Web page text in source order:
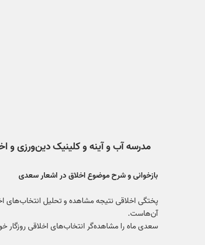
مدرسه آب و آینه و کلینیک دین‌ورزی و
بازخوانی و شرح موضوع اخلاق در اشعار سعدی
پختگی اخلاقی نتیجه مشاهده و تحلیل انتخاب‌های
آن‌هاست.
سعدی ماه را مشاهده‌گر انتخاب‌های اخلاقی روزگار